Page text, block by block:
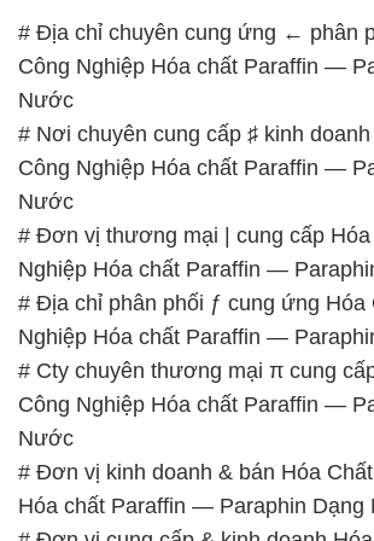
# Địa chỉ chuyên cung ứng ← phân
Công Nghiệp Hóa chất Paraffin —
Nước
# Nơi chuyên cung cấp ♯ kinh
Công Nghiệp Hóa chất Paraffin —
Nước
# Đơn vị thương mại | cung cấp Hóa
Nghiệp Hóa chất Paraffin —
# Địa chỉ phân phối ƒ cung ứng Hóa
Nghiệp Hóa chất Paraffin —
# Cty chuyên thương mại π cung
Công Nghiệp Hóa chất Paraffin —
Nước
# Đơn vị kinh doanh & bán Hóa
Hóa chất Paraffin — Paraphin Dạng